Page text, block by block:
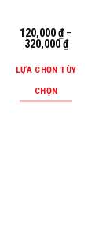
120,000₫–
320,000₫
LỰA CHỌN TÙY
CHỌN